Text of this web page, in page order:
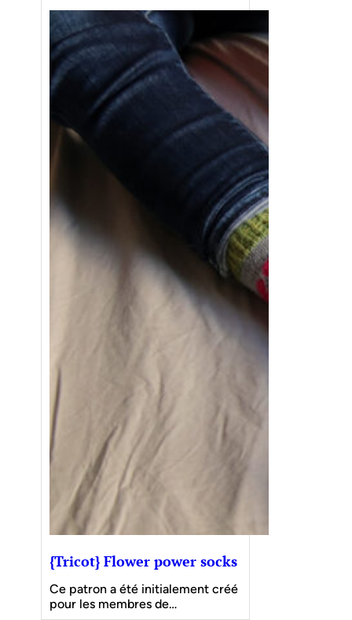
{Tricot} Flower power socks
Ce patron a été initialement créé
pour les membres de…